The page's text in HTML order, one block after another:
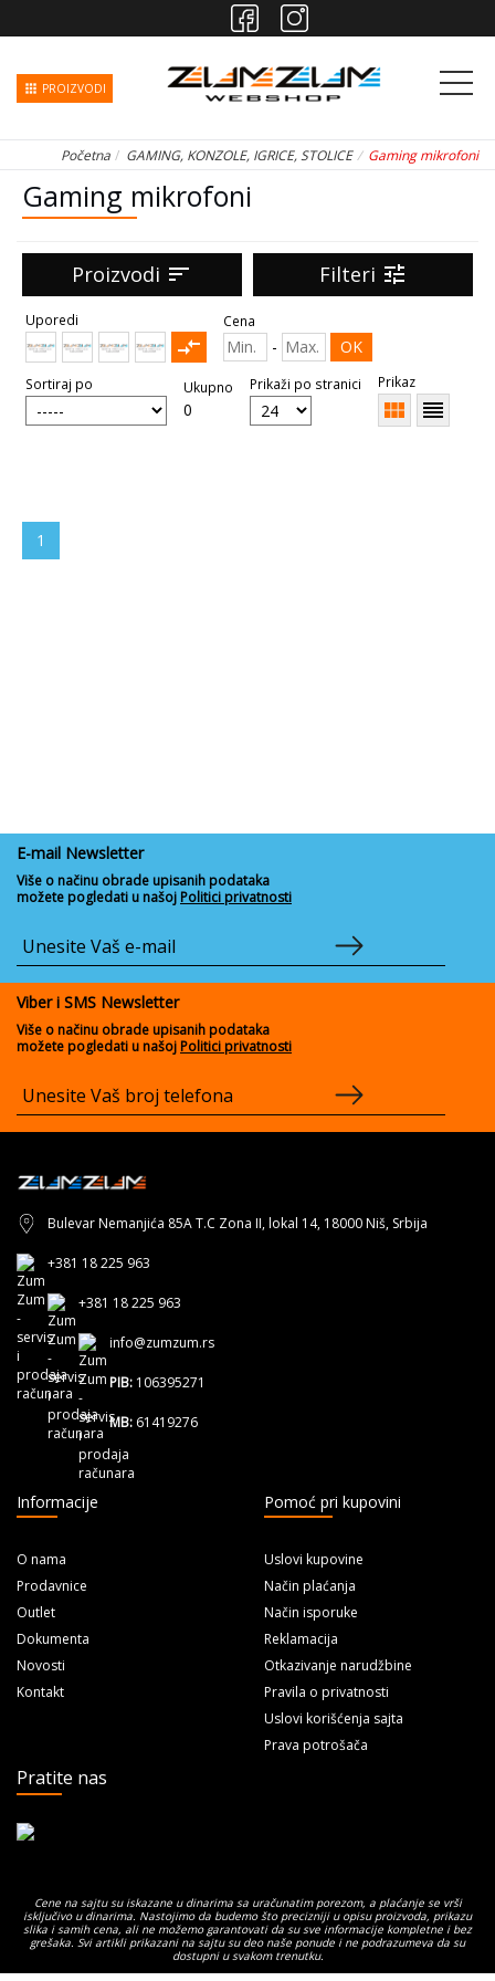
apps PROIZVODI
Početna GAMING, KONZOLE, IGRICE, STOLICE Gaming mikrofoni
Gaming mikrofoni
Proizvodi sort Filteri tune
Uporedi
compare_arrows
Cena
- OK
Sortiraj po Ukupno
0
Prikaži po stranici Prikaz
view_module reorder
1
E-mail Newsletter
Više o načinu obrade upisanih podataka
možete pogledati u našoj Politici privatnosti
Viber i SMS Newsletter
Više o načinu obrade upisanih podataka
možete pogledati u našojPolitici privatnosti
Bulevar Nemanjića 85A T.C Zona II, lokal 14, 18000 Niš, Srbija
+381 18 225 963
+381 18 225 963
info@zumzum.rs
PIB: 106395271
MB: 61419276
Informacije
O nama
Prodavnice
Outlet
Dokumenta
Novosti
Kontakt
Pomoć pri kupovini
Uslovi kupovine
Način plaćanja
Način isporuke
Reklamacija
Otkazivanje narudžbine
Pravila o privatnosti
Uslovi korišćenja sajta
Prava potrošača
Pratite nas
Cene na sajtu su iskazane u dinarima sa uračunatim porezom, a plaćanje se vrši
isključivo u dinarima. Nastojimo da budemo što precizniji u opisu proizvoda, prikazu
slika i samih cena, ali ne možemo garantovati da su sve informacije kompletne i bez
grešaka. Svi artikli prikazani na sajtu su deo naše ponude i ne podrazumeva da su
dostupni u svakom trenutku.